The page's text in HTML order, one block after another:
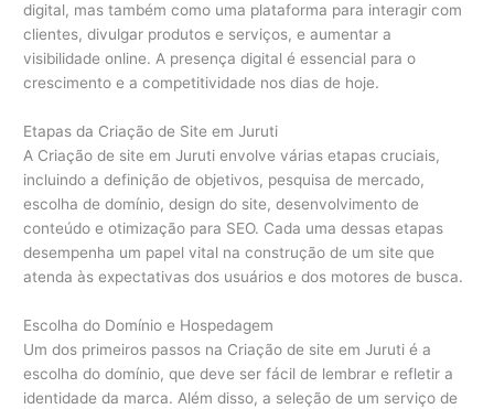
digital, mas também como uma plataforma para interagir com
clientes, divulgar produtos e serviços, e aumentar a
visibilidade online. A presença digital é essencial para o
crescimento e a competitividade nos dias de hoje.
Etapas da Criação de Site em Juruti
A Criação de site em Juruti envolve várias etapas cruciais,
incluindo a definição de objetivos, pesquisa de mercado,
escolha de domínio, design do site, desenvolvimento de
conteúdo e otimização para SEO. Cada uma dessas etapas
desempenha um papel vital na construção de um site que
atenda às expectativas dos usuários e dos motores de busca.
Escolha do Domínio e Hospedagem
Um dos primeiros passos na Criação de site em Juruti é a
escolha do domínio, que deve ser fácil de lembrar e refletir a
identidade da marca. Além disso, a seleção de um serviço de